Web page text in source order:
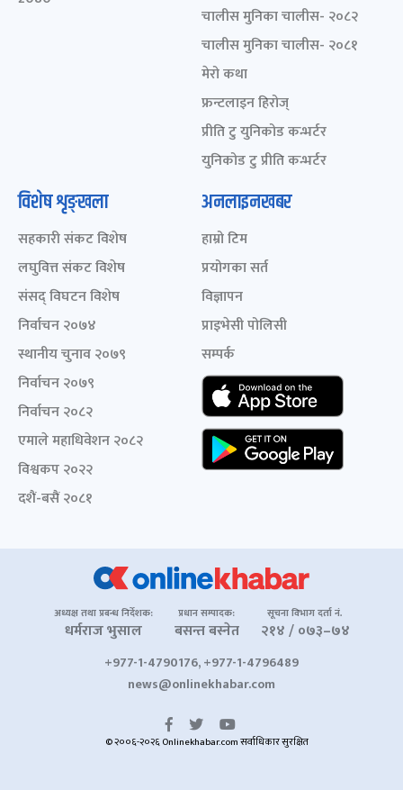
चालीस मुनिका चालीस- २०८२
चालीस मुनिका चालीस- २०८१
मेरो कथा
फ्रन्टलाइन हिरोज्
प्रीति टु युनिकोड कन्भर्टर
युनिकोड टु प्रीति कन्भर्टर
विशेष शृङ्खला
सहकारी संकट विशेष
लघुवित्त संकट विशेष
संसद् विघटन विशेष
निर्वाचन २०७४
स्थानीय चुनाव २०७९
निर्वाचन २०७९
निर्वाचन २०८२
एमाले महाधिवेशन २०८२
विश्वकप २०२२
दशैं-बसैं २०८१
अनलाइनखबर
हाम्रो टिम
प्रयोगका सर्त
विज्ञापन
प्राइभेसी पोलिसी
सम्पर्क
अध्यक्ष तथा प्रबन्ध निर्देशक:
धर्मराज भुसाल
प्रधान सम्पादक:
बसन्त बस्नेत
सूचना विभाग दर्ता नं.
२१४ / ०७३–७४
+977-1-4790176, +977-1-4796489
news@onlinekhabar.com
© २००६-२०२६ Onlinekhabar.com सर्वाधिकार सुरक्षित